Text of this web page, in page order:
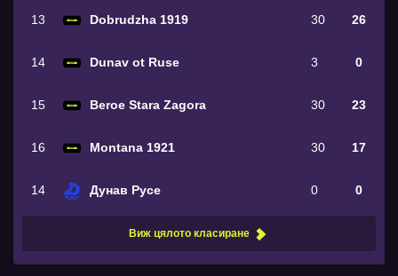
13 Dobrudzha 1919 30 26
14 Dunav ot Ruse 3 0
15 Beroe Stara Zagora 30 23
16 Montana 1921 30 17
14 Дунав Русе 0 0
Виж цялото класиране